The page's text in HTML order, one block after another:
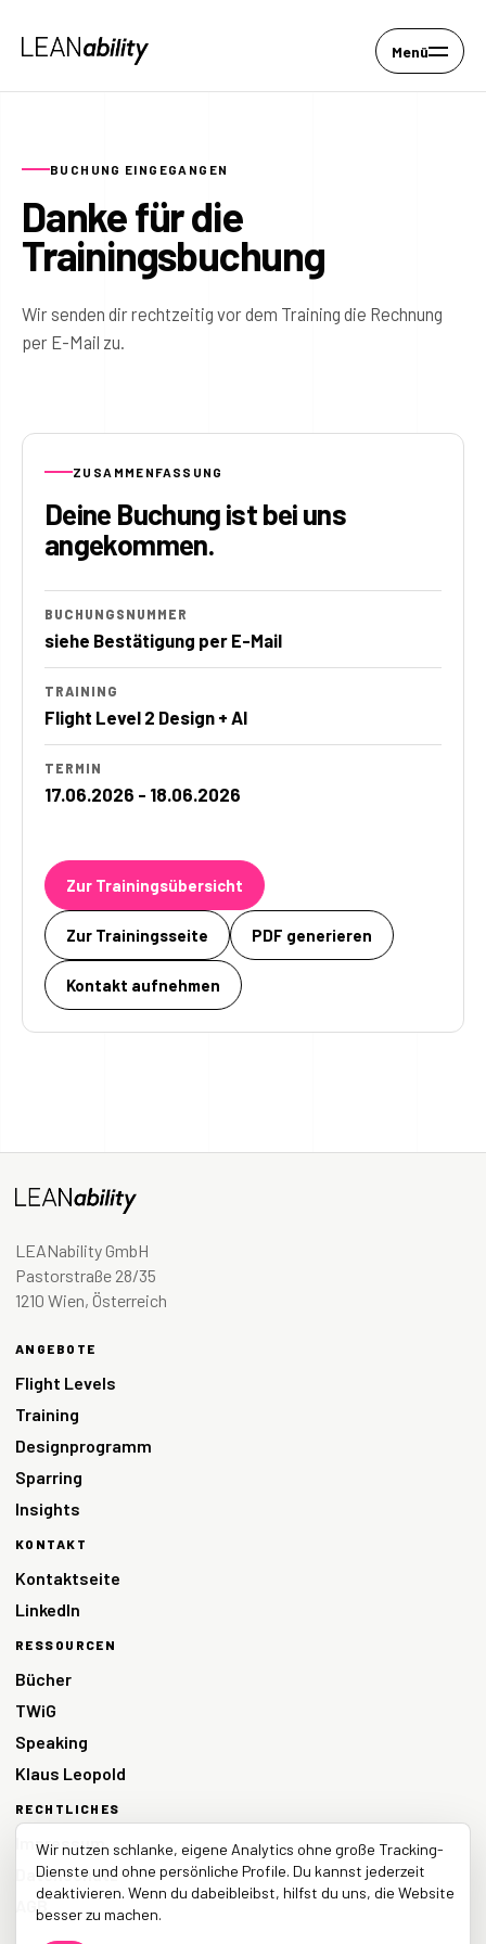
Menü
BUCHUNG EINGEGANGEN
Danke für die
Trainingsbuchung
Wir senden dir rechtzeitig vor dem Training die Rechnung
per E-Mail zu.
ZUSAMMENFASSUNG
Deine Buchung ist bei uns
angekommen.
BUCHUNGSNUMMER
siehe Bestätigung per E-Mail
TRAINING
Flight Level 2 Design + AI
TERMIN
17.06.2026 - 18.06.2026
Zur Trainingsübersicht
Zur Trainingsseite PDF generieren
Kontakt aufnehmen
LEANability GmbH
Pastorstraße 28/35
1210 Wien, Österreich
ANGEBOTE
Flight Levels
Training
Designprogramm
Sparring
Insights
KONTAKT
Kontaktseite
LinkedIn
RESSOURCEN
Bücher
TWiG
Speaking
Klaus Leopold
RECHTLICHES
Impressum
Datenschutz
AGB
Wir nutzen schlanke, eigene Analytics ohne große Tracking-
Dienste und ohne persönliche Profile. Du kannst jederzeit
deaktivieren. Wenn du dabeibleibst, hilfst du uns, die Website
besser zu machen.